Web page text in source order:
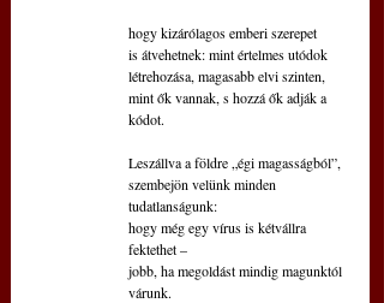
hogy kizárólagos emberi szerepet
is átvehetnek: mint értelmes utódok
létrehozása, magasabb elvi szinten,
mint ők vannak, s hozzá ők adják a
kódot.
Leszállva a földre „égi magasságból”,
szembejön velünk minden
tudatlanságunk:
hogy még egy vírus is kétvállra
fektethet –
jobb, ha megoldást mindig magunktól
várunk.